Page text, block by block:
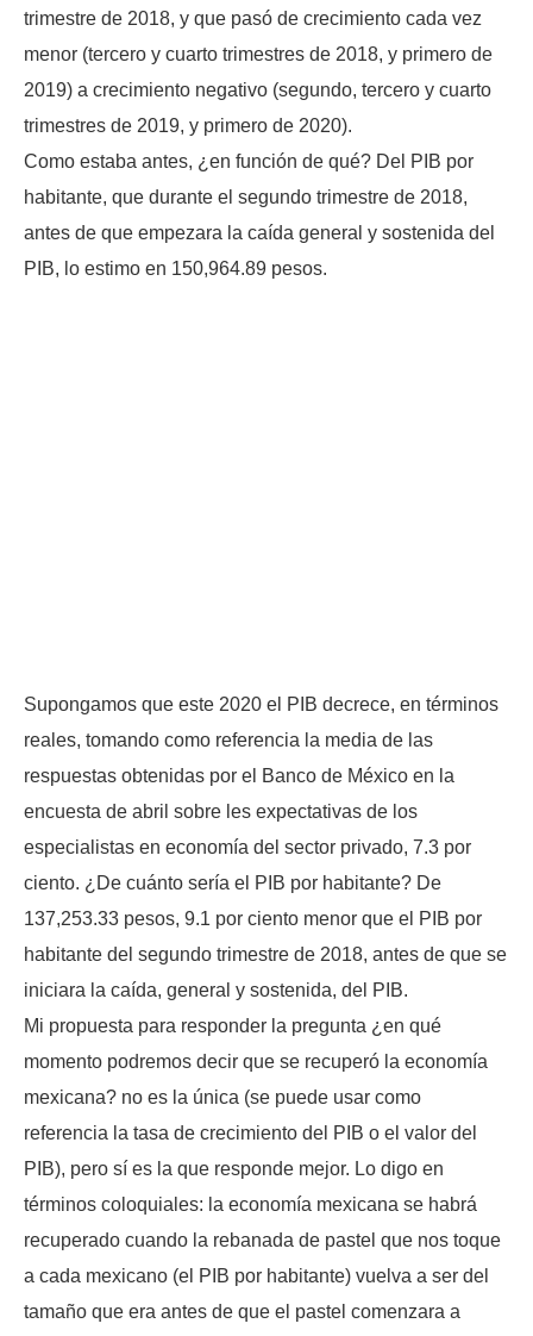
trimestre de 2018, y que pasó de crecimiento cada vez
menor (tercero y cuarto trimestres de 2018, y primero de
2019) a crecimiento negativo (segundo, tercero y cuarto
trimestres de 2019, y primero de 2020).
Como estaba antes, ¿en función de qué? Del PIB por
habitante, que durante el segundo trimestre de 2018,
antes de que empezara la caída general y sostenida del
PIB, lo estimo en 150,964.89 pesos.
Supongamos que este 2020 el PIB decrece, en términos
reales, tomando como referencia la media de las
respuestas obtenidas por el Banco de México en la
encuesta de abril sobre les expectativas de los
especialistas en economía del sector privado, 7.3 por
ciento. ¿De cuánto sería el PIB por habitante? De
137,253.33 pesos, 9.1 por ciento menor que el PIB por
habitante del segundo trimestre de 2018, antes de que se
iniciara la caída, general y sostenida, del PIB.
Mi propuesta para responder la pregunta ¿en qué
momento podremos decir que se recuperó la economía
mexicana? no es la única (se puede usar como
referencia la tasa de crecimiento del PIB o el valor del
PIB), pero sí es la que responde mejor. Lo digo en
términos coloquiales: la economía mexicana se habrá
recuperado cuando la rebanada de pastel que nos toque
a cada mexicano (el PIB por habitante) vuelva a ser del
tamaño que era antes de que el pastel comenzara a